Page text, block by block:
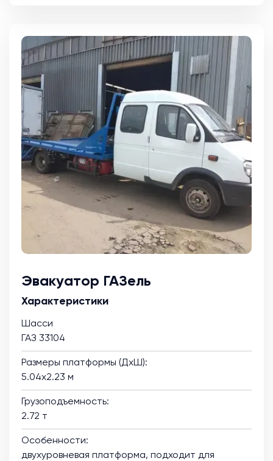
Эвакуатор ГАЗель
Характеристики
Шасси
ГАЗ 33104
Размеры платформы (ДхШ):
5.04х2.23 м
Грузоподъемность:
2.72 т
Особенности:
двухуровневая платформа, подходит для